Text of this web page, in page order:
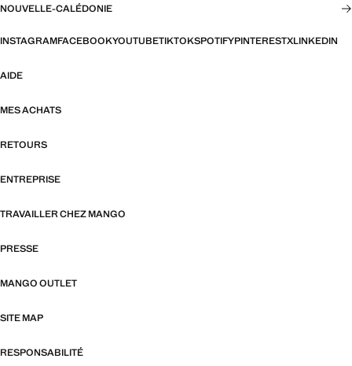
NOUVELLE-CALÉDONIE
INSTAGRAMFACEBOOKYOUTUBETIKTOKSPOTIFYPINTERESTXLINKEDIN
AIDE
MES ACHATS
RETOURS
ENTREPRISE
TRAVAILLER CHEZ MANGO
PRESSE
MANGO OUTLET
SITE MAP
RESPONSABILITÉ